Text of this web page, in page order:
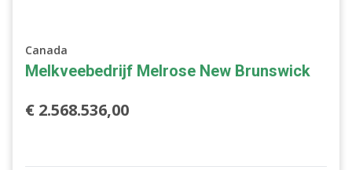
Canada
Melkveebedrijf Melrose New Brunswick
€ 2.568.536,00